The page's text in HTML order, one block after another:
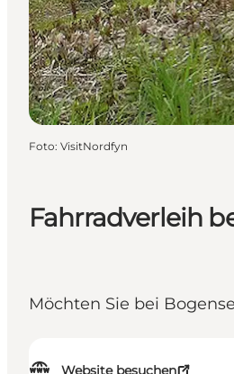
Fahrradverleih
Möchten Sie bei
Website besuchen
Foto: VisitNordfyn